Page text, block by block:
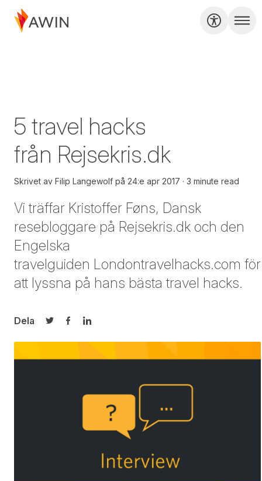
5 travel hacks
från Rejsekris.dk
Skrivet av Filip Langewolf på 24:e apr 2017 3 minute read
Vi träffar Kristoffer Føns, Dansk
resebloggare på Rejsekris.dk och den
Engelska
travelguiden Londontravelhacks.com för
att lyssna på hans bästa travel hacks.
Dela
Dela på Twitter
Dela på Facebook
Dela på LinkedIn